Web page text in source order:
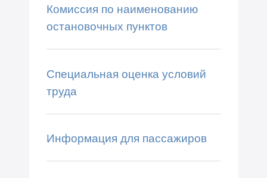
Комиссия по наименованию
остановочных пунктов
Специальная оценка условий
труда
Информация для пассажиров